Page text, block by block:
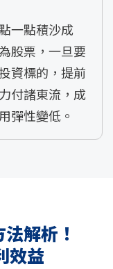
一點積沙成
股票，一旦要
資標的，提前
付諸東流，成
彈性變低。
解析！
效益